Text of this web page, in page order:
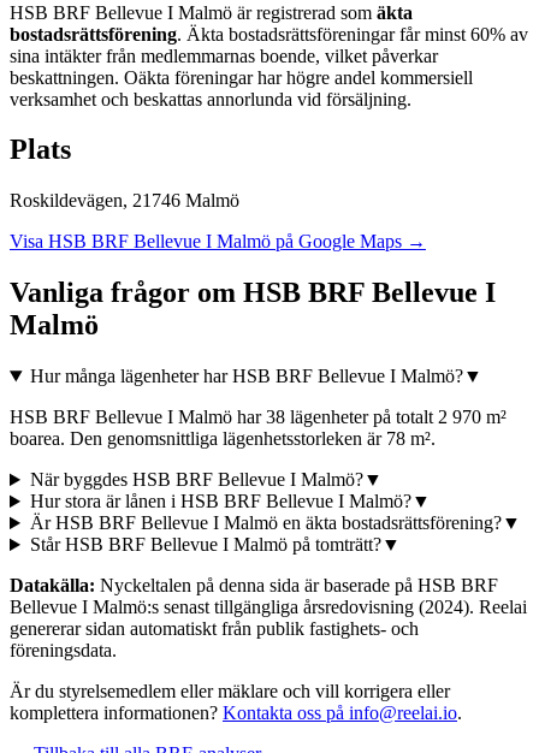
HSB BRF Bellevue I Malmö är registrerad som äkta
bostadsrättsförening. Äkta bostadsrättsföreningar får minst 60% av
sina intäkter från medlemmarnas boende, vilket påverkar
beskattningen. Oäkta föreningar har högre andel kommersiell
verksamhet och beskattas annorlunda vid försäljning.
Plats
Roskildevägen, 21746 Malmö
Visa HSB BRF Bellevue I Malmö på Google Maps →
Vanliga frågor om HSB BRF Bellevue I
Malmö
Hur många lägenheter har HSB BRF Bellevue I Malmö?▼
HSB BRF Bellevue I Malmö har 38 lägenheter på totalt 2 970 m²
boarea. Den genomsnittliga lägenhetsstorleken är 78 m².
När byggdes HSB BRF Bellevue I Malmö?▼
Hur stora är lånen i HSB BRF Bellevue I Malmö?▼
Är HSB BRF Bellevue I Malmö en äkta bostadsrättsförening?▼
Står HSB BRF Bellevue I Malmö på tomträtt?▼
Datakälla: Nyckeltalen på denna sida är baserade på HSB BRF
Bellevue I Malmö:s senast tillgängliga årsredovisning (2024). Reelai
genererar sidan automatiskt från publik fastighets- och
föreningsdata.
Är du styrelsemedlem eller mäklare och vill korrigera eller
komplettera informationen? Kontakta oss på info@reelai.io.